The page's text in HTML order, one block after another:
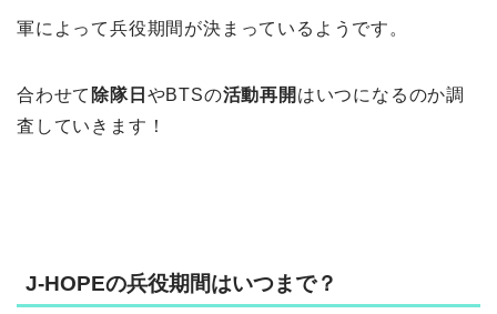
軍によって兵役期間が決まっているようです。
合わせて 除隊日 やBTSの活動再開 はいつになるのか調
査していきます！
J-HOPEの兵役期間はいつまで？